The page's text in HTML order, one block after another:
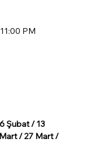
PM
Şubat / 13
/ 27 Mart /